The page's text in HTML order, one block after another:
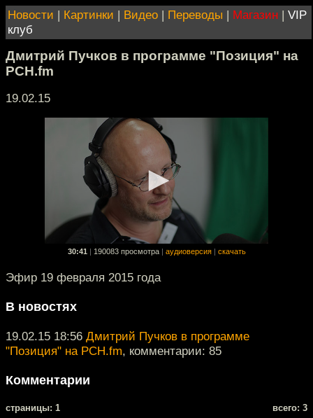
Новости | Картинки | Видео | Переводы | Магазин | VIP
клуб
Дмитрий Пучков в программе "Позиция" на
РСН.fm
19.02.15
30:41 190083 просмотра аудиоверсия скачать
Эфир 19 февраля 2015 года
В новостях
19.02.15 18:56 Дмитрий Пучков в программе
"Позиция" на РСН.fm, комментарии: 85
Комментарии
cтраницы: 1 всего: 3